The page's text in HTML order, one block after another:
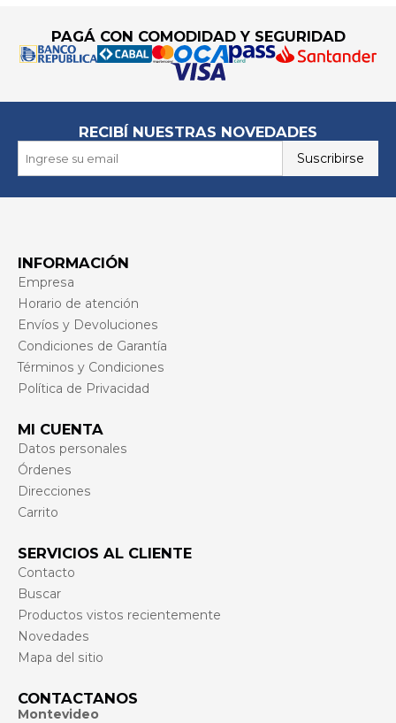
PAGÁ CON COMODIDAD Y SEGURIDAD
RECIBÍ NUESTRAS NOVEDADES
Suscribirse
INFORMACIÓN
Empresa
Horario de atención
Envíos y Devoluciones
Condiciones de Garantía
Términos y Condiciones
Política de Privacidad
MI CUENTA
Datos personales
Órdenes
Direcciones
Carrito
SERVICIOS AL CLIENTE
Contacto
Buscar
Productos vistos recientemente
Novedades
Mapa del sitio
CONTACTANOS
Montevideo